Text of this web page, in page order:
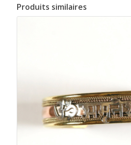
Produits similaires